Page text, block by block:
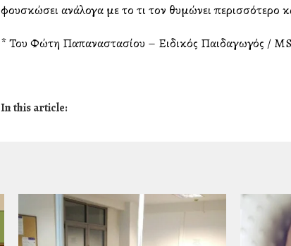
φουσκώσει ανάλογα με το τι τον θυμώνει περισσότερο
* Του Φώτη Παπαναστασίου – Ειδικός Παιδαγωγός /
In this article: